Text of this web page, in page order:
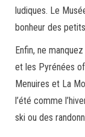
ludiques. Le
bonheur des
Enfin, ne
et les Pyrénées
Menuires et La
l’été comme
ski ou des